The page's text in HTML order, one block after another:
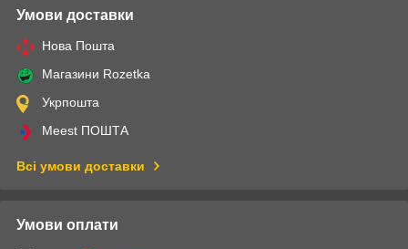
Умови доставки
Нова Пошта
Магазини Rozetka
Укрпошта
Meest ПОШТА
Всі умови доставки
Умови оплати